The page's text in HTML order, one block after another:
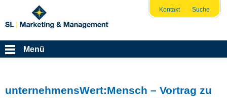
Kontakt Suche
Menü
unternehmensWert:Mensch – Vortrag zu